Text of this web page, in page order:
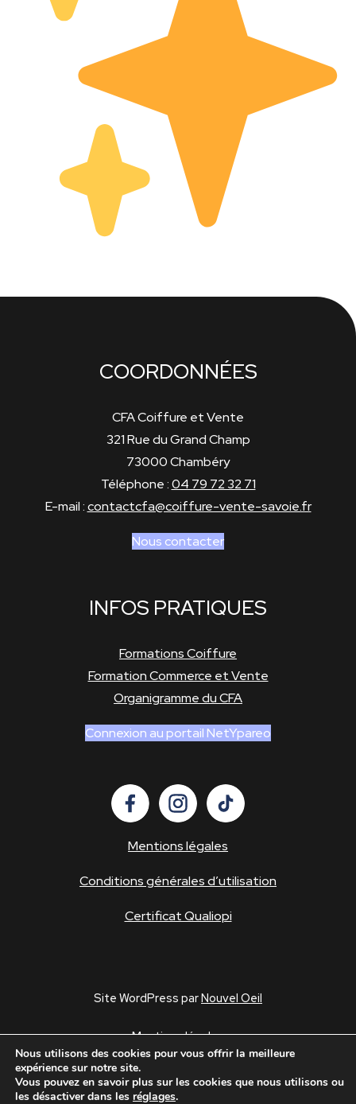
Nous utilisons des cookies pour vous offrir la meilleure
expérience sur notre site.
Vous pouvez en savoir plus sur les cookies que nous utilisons ou
les désactiver dans les réglages.
COORDONNÉES
CFA Coiffure et Vente
321 Rue du Grand Champ
73000 Chambéry
Téléphone :04 79 72 32 71
E-mail :contactcfa@coiffure-vente-savoie.fr
Nous contacter
INFOS PRATIQUES
Formations Coiffure
Formation Commerce et Vente
Organigramme du CFA
Connexion au portail NetYpareo
Mentions légales
Conditions générales d’utilisation
Certificat Qualiopi
Site WordPress parNouvel Oeil
Mentions légales
Conditions générales d’utilisation
Politique de confidentialité